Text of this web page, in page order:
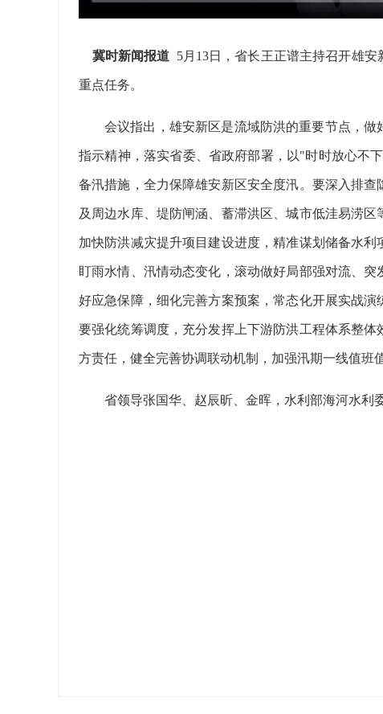
冀时新闻报道 5月13日，省长王正谱主持召开雄
重点任务。
会议指出，雄安新区是流域防洪的重要节点，
指示精神，落实省委、省政府部署，以"时时放心不
备汛措施，全力保障雄安新区安全度汛。要深入排
及周边水库、堤防闸涵、蓄滞洪区、城市低洼易涝
加快防洪减灾提升项目建设进度，精准谋划储备水
盯雨水情、汛情动态变化，滚动做好局部强对流、
好应急保障，细化完善方案预案，常态化开展实战演
要强化统筹调度，充分发挥上下游防洪工程体系整
方责任，健全完善协调联动机制，加强汛期一线值班
省领导张国华、赵辰昕、金晖，水利部海河水利